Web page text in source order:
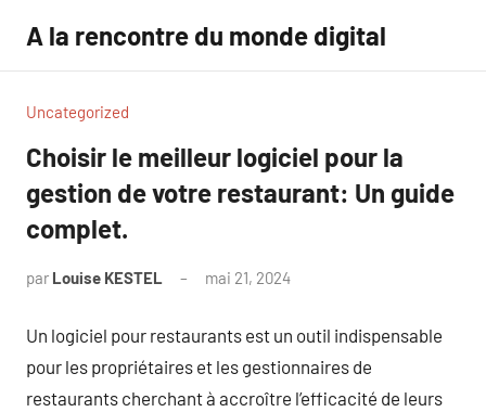
contenu
A la rencontre du monde digital
Uncategorized
Choisir le meilleur logiciel pour la
gestion de votre restaurant: Un guide
complet.
par Louise KESTEL mai 21, 2024
Un logiciel pour restaurants est un outil indispensable
pour les propriétaires et les gestionnaires de
restaurants cherchant à accroître l’efficacité de leurs